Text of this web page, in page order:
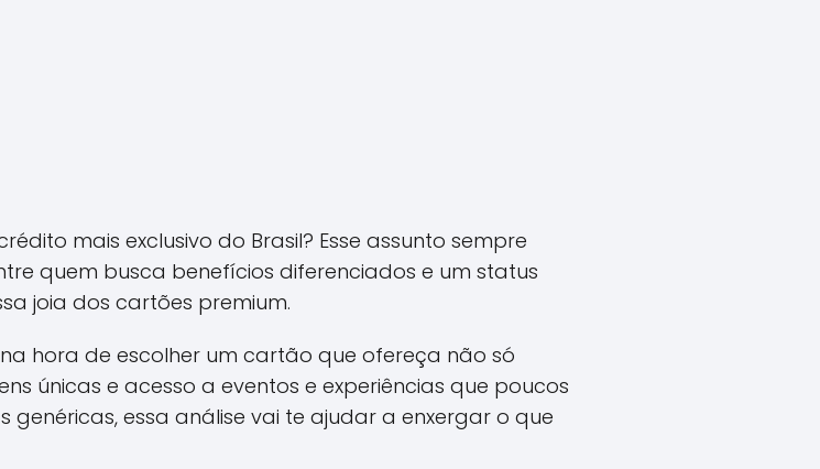
mais exclusivo do Brasil? Esse assunto sempre
quem busca benefícios diferenciados e um status
joia dos cartões premium.
hora de escolher um cartão que ofereça não só
únicas e acesso a eventos e experiências que poucos
essa análise vai te ajudar a enxergar o que